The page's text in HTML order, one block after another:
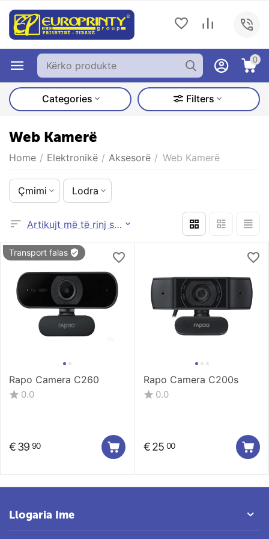
0
Categories Filters
Web Kamerë
Home / Elektronikë / Aksesorë / Web Kamerë
Çmimi Lodra
Artikujt më të rinj së pari
Transport falas
Rapo Camera C260
0.0
€39 90
Rapo Camera C200s
0.0
€25 00
Llogaria Ime